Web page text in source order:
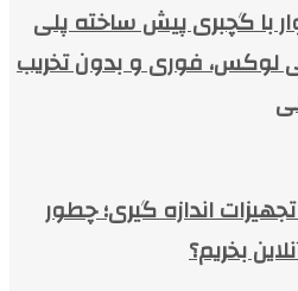
با گچبری پیش ساخته پلی
لوکس، فوری و بدون تخریب
اندازه گیری؛ چطور
بخریم؟